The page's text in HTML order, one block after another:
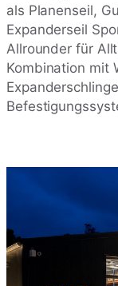
als Planenseil,
Expanderseil
Allrounder für
Kombination mit